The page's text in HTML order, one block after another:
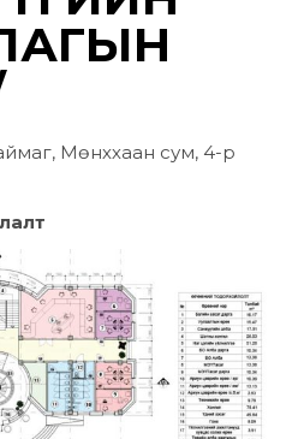
Мөнххаан сум, 4-р